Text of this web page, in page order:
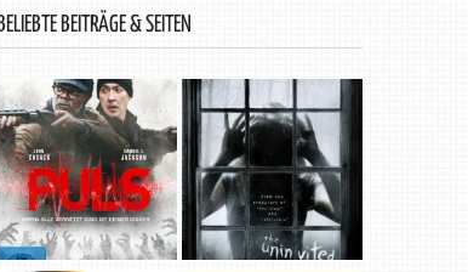
BELIEBTE BEITRÄGE & SEITEN